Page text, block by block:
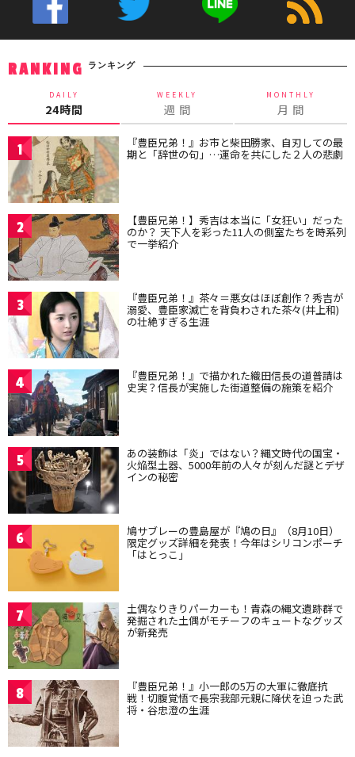
RANKING ランキング
DAILY
24時間
WEEKLY
週 間
MONTHLY
月 間
1 『豊臣兄弟！』お市と柴田勝家、自刃しての最
期と「辞世の句」…運命を共にした２人の悲劇
2 【豊臣兄弟！】秀吉は本当に「女狂い」だった
のか？ 天下人を彩った11人の側室たちを時系列
で一挙紹介
3 『豊臣兄弟！』茶々＝悪女はほぼ創作？秀吉が
溺愛、豊臣家滅亡を背負わされた茶々(井上和)
の壮絶すぎる生涯
4 『豊臣兄弟！』で描かれた織田信長の道普請は
史実？信長が実施した街道整備の施策を紹介
5 あの装飾は「炎」ではない？縄文時代の国宝・
火焔型土器、5000年前の人々が刻んだ謎とデザ
インの秘密
6 鳩サブレーの豊島屋が『鳩の日』（8月10日）
限定グッズ詳細を発表！今年はシリコンポーチ
「はとっこ」
7 土偶なりきりパーカーも！青森の縄文遺跡群で
発掘された土偶がモチーフのキュートなグッズ
が新発売
8 『豊臣兄弟！』小一郎の5万の大軍に徹底抗
戦！切腹覚悟で長宗我部元親に降伏を迫った武
将・谷忠澄の生涯